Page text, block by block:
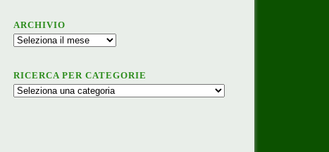
ARCHIVIO
Archivio
RICERCA PER CATEGORIE
Ricerca